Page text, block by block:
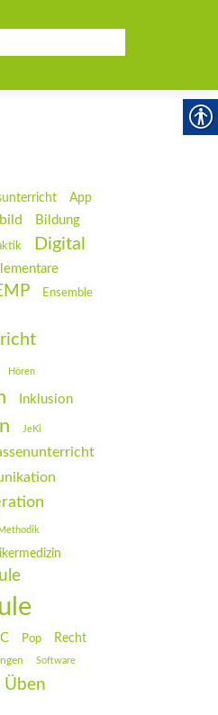
App
Bildung
Digital
Ensemble
Hören
Inklusion
JeKi
Methodik
Pop Recht
Software
Üben